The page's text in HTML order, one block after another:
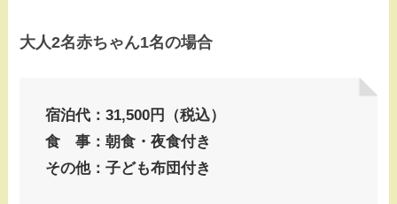
大人2名赤ちゃん1名の場合
宿泊代：31,500円（税込）
食 事：朝食・夜食付き
その他：子ども布団付き